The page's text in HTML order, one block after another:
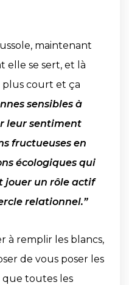
maintenant
elle se sert, et là
court et ça
sensibles à
leur sentiment
fructueuses en
écologiques qui
jouer un rôle actif
relationnel.”
à remplir les blancs,
de vous poser les
que toutes les